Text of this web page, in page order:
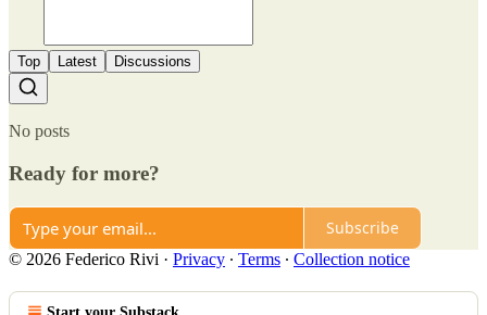
Top Latest Discussions
No posts
Ready for more?
Subscribe
© 2026 Federico Rivi · Privacy ∙ Terms ∙ Collection notice